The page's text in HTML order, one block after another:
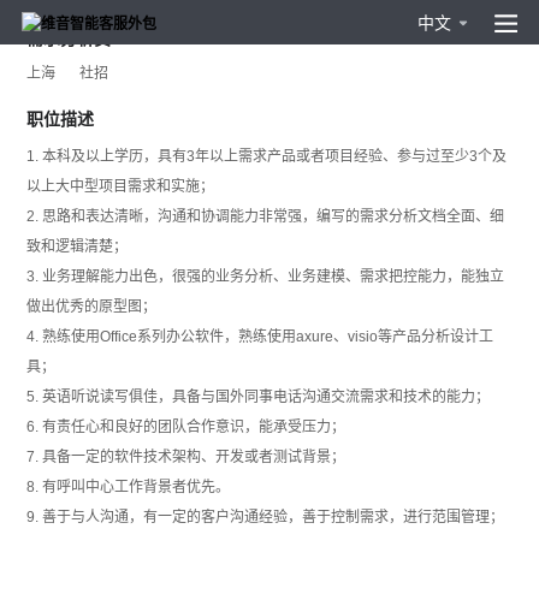
中文
上海 社招
职位描述
1. 本科及以上学历，具有3年以上需求产品或者项目经验、参与过至少3个及
以上大中型项目需求和实施；
2. 思路和表达清晰，沟通和协调能力非常强，编写的需求分析文档全面、细
致和逻辑清楚；
3. 业务理解能力出色，很强的业务分析、业务建模、需求把控能力，能独立
做出优秀的原型图；
4. 熟练使用Office系列办公软件，熟练使用axure、visio等产品分析设计工
具；
5. 英语听说读写俱佳，具备与国外同事电话沟通交流需求和技术的能力；
6. 有责任心和良好的团队合作意识，能承受压力；
7. 具备一定的软件技术架构、开发或者测试背景；
8. 有呼叫中心工作背景者优先。
9. 善于与人沟通，有一定的客户沟通经验，善于控制需求，进行范围管理；